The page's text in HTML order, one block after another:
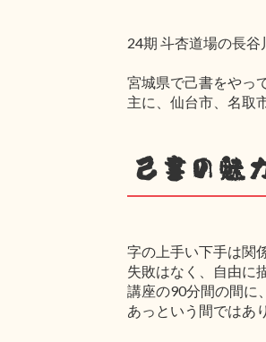
24期 斗杏道場の長谷
宮城県で己書をやっ
主に、仙台市、名取
己書の魅
字の上手い下手は関
失敗はなく、自由に
講座の90分間の間に
あっという間ではあ